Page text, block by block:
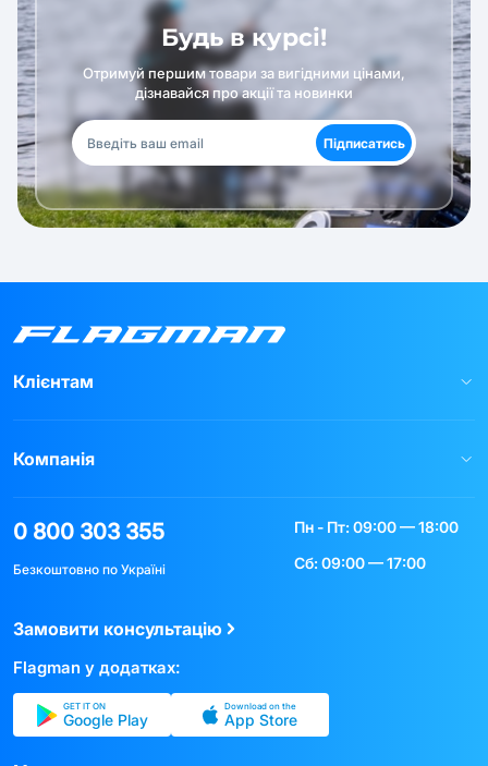
Будь в курсі!
Отримуй першим товари за вигідними цінами,
дізнавайся про акції та новинки
Підписатись
Клієнтам
Компанія
0 800 303 355
Безкоштовно по Україні
Пн - Пт: 09:00 — 18:00
Сб: 09:00 — 17:00
Замовити консультацію
Flagman у додатках:
GET IT ON
Google Play
Download on the
App Store